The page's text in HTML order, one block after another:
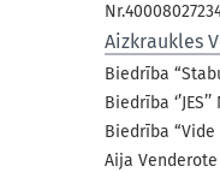
Aizkraukles
Biedrība
Biedrība
Biedrība
Aija Venderote